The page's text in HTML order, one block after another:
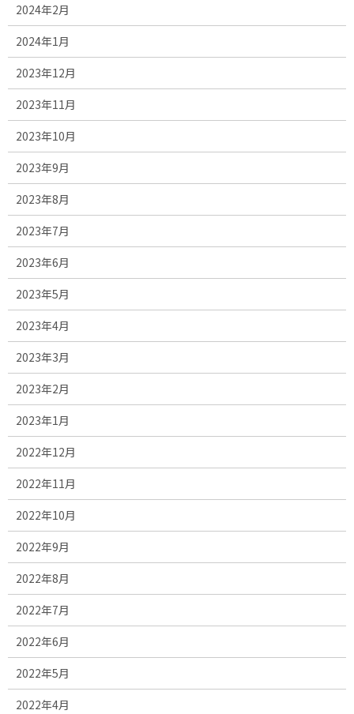
2024年2月
2024年1月
2023年12月
2023年11月
2023年10月
2023年9月
2023年8月
2023年7月
2023年6月
2023年5月
2023年4月
2023年3月
2023年2月
2023年1月
2022年12月
2022年11月
2022年10月
2022年9月
2022年8月
2022年7月
2022年6月
2022年5月
2022年4月